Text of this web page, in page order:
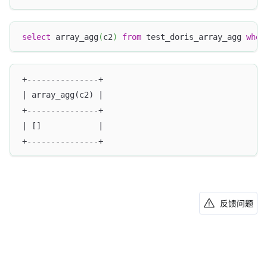
select array_agg(c2) from test_doris_array_agg
+---------------+
| array_agg(c2) |
+---------------+
| []            |
+---------------+
反馈问题